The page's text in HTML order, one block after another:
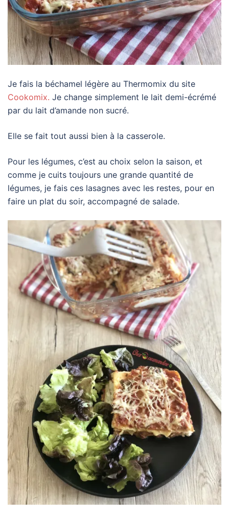
Je fais la béchamel légère au Thermomix du site
Cookomix. Je change simplement le lait demi-écrémé
par du lait d’amande non sucré.
Elle se fait tout aussi bien à la casserole.
Pour les légumes, c’est au choix selon la saison, et
comme je cuits toujours une grande quantité de
légumes, je fais ces lasagnes avec les restes, pour en
faire un plat du soir, accompagné de salade.